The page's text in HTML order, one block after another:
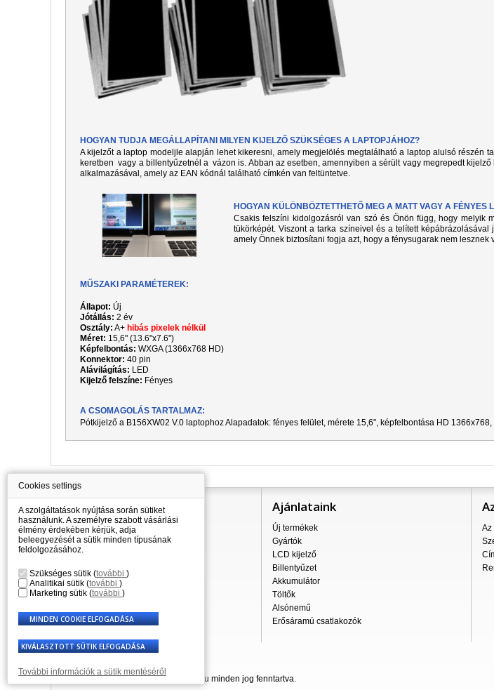
HOGYAN TUDJA MEGÁLLAPÍTANI MILYEN KIJELZŐ SZÜKSÉGES A LAPTOPJÁHOZ?
A kijelzőt a laptop modeljle alapján lehet kikeresni, amely megjelölés megtalálható a laptop alulsó részén
keretben vagy a billentyűzetnél a vázon is. Abban az esetben, amennyiben a sérült vagy megrepedt
alkalmazásával, amely az EAN kódnál található címkén van feltüntetve.
HOGYAN KÜLÖNBÖZTETTHETŐ MEG A MATT VAGY A FÉNYES
Csakis felszíni kidolgozásról van szó és Önön függ, hogy melyik
tükörképét. Viszont a tarka színeivel és a telített
amely Önnek biztosítani fogja azt, hogy a fénysugarak nem lesznek
MŰSZAKI PARAMÉTEREK:
Állapot: Új
Jótállás: 2 év
Osztály: A+ hibás pixelek nélkül
Méret: 15,6" (13.6"x7.6")
Képfelbontás: WXGA (1366x768 HD)
Konnektor: 40 pin
Alávilágítás: LED
Kijelző felszíne: Fényes
A CSOMAGOLÁS TARTALMAZ:
Pótkijelző a B156XW02 V.0 laptophoz Alapadatok: fényes felület, mérete 15,6", képfelbontása HD
Információ
Mindent a vásárlásról
A szállítás árai
Nagykereskedés
Reklamációs szabályzat
Üzleti feltételek
A személyes adatok feldolgozása
Ajánlataink
Új termékek
Gyártók
LCD kijelző
Billentyűzet
Akkumulátor
Töltők
Alsónemű
Erősáramú csatlakozók
Az
© 2007 - 2026 Laptop-Components.hu minden jog fenntartva.
Cookies settings
A szolgáltatások nyújtása során sütiket
használunk. A személyre szabott vásárlási
élmény érdekében kérjük, adja
beleegyezését a sütik minden típusának
feldolgozásához.
Szükséges sütik (további )
Analitikai sütik (további )
Marketing sütik (további )
További információk a sütik mentéséről